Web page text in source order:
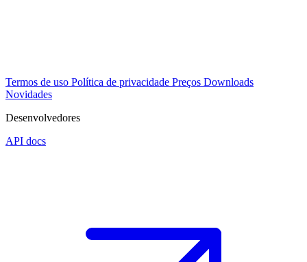
Termos de uso Política de privacidade Preços Downloads
Novidades
Desenvolvedores
API docs